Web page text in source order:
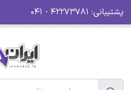
پشتیبانی: